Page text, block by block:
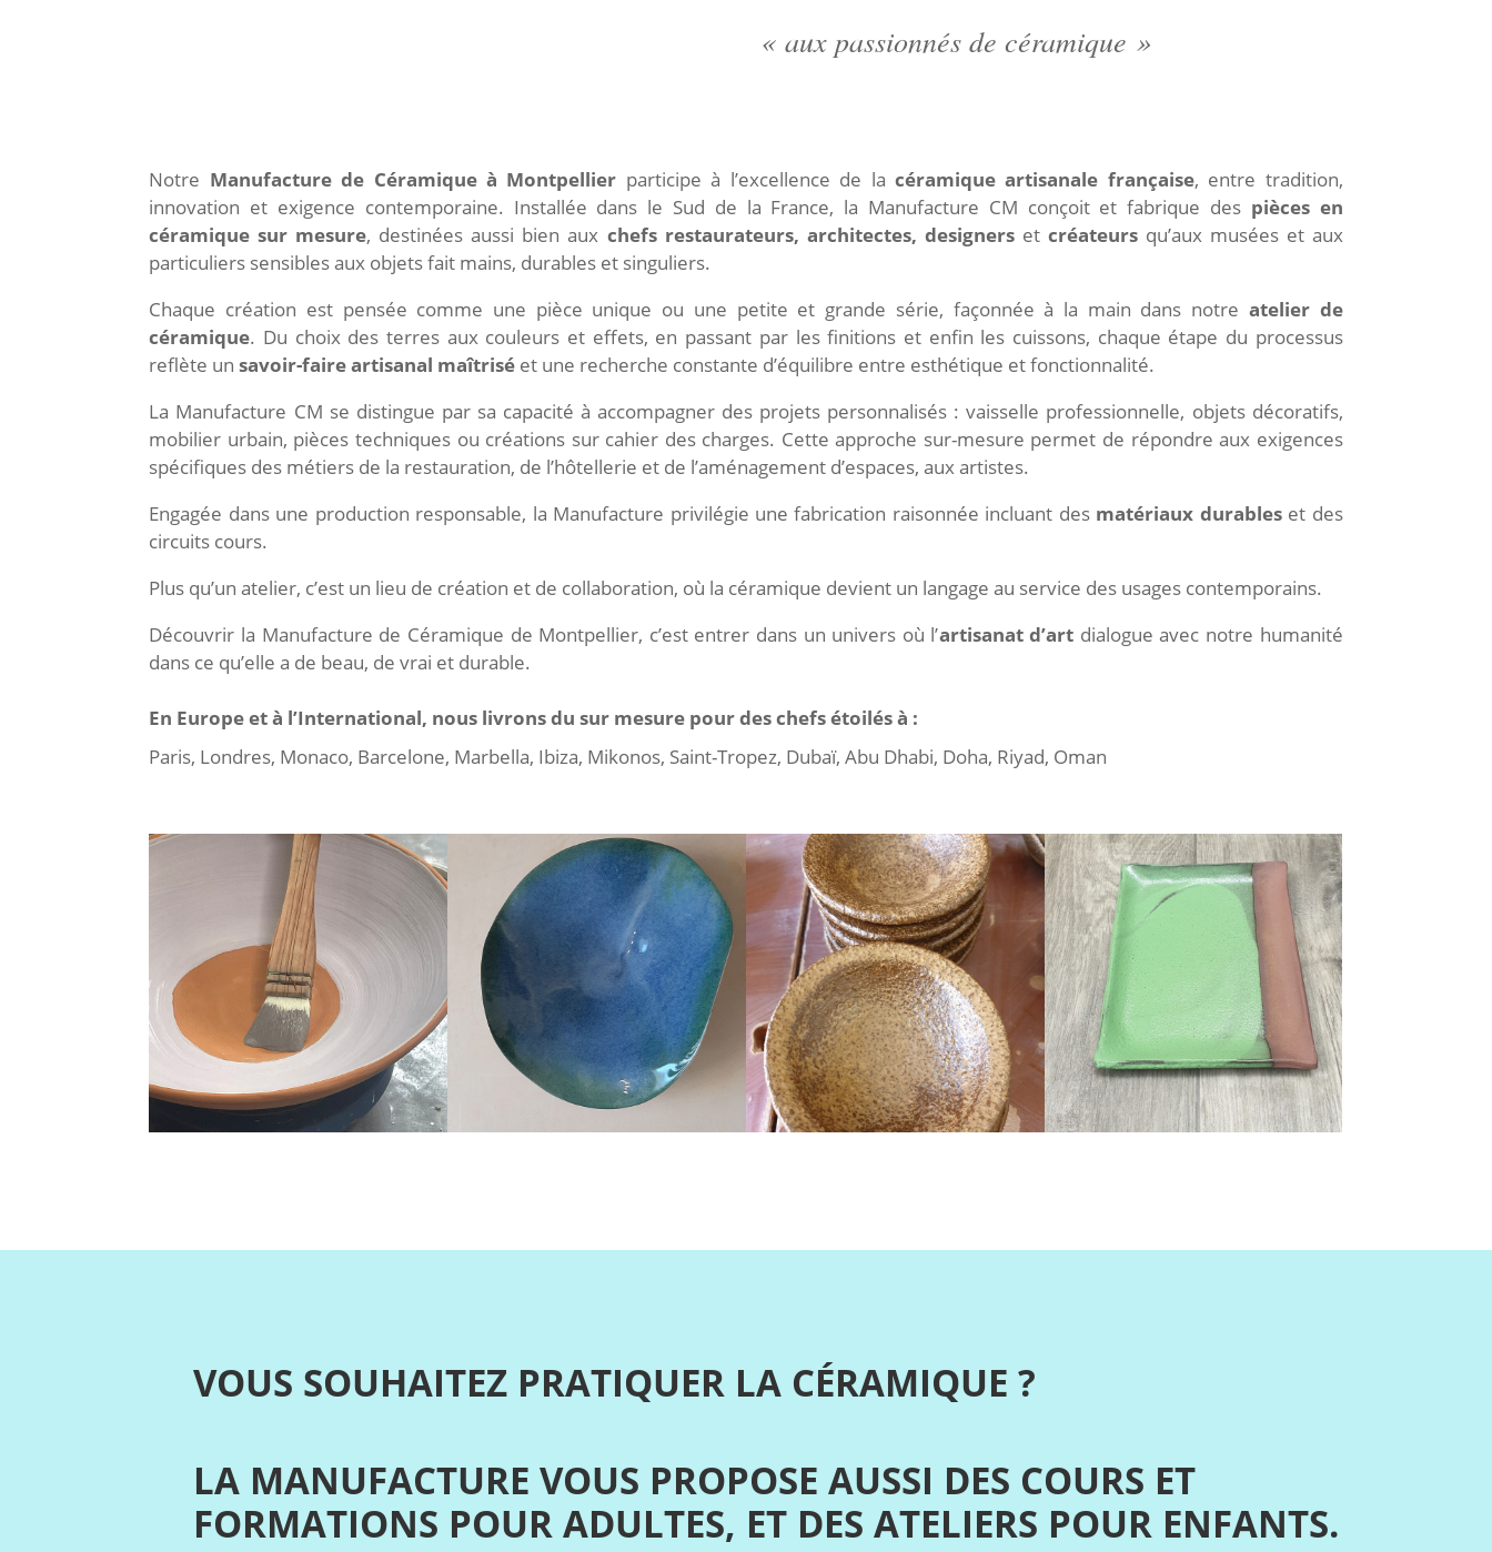
« aux passionnés de céramique »
Notre Manufacture de Céramique à Montpellier participe à l’excellence de la céramique artisanale française, entre tradition,
innovation et exigence contemporaine. Installée dans le Sud de la France, la Manufacture CM conçoit et fabrique des pièces en
céramique sur mesure, destinées aussi bien aux chefs restaurateurs, architectes, designerset créateursqu’aux musées et aux
particuliers sensibles aux objets fait mains, durables et singuliers.
Chaque création est pensée comme une pièce unique ou une petite et grande série, façonnée à la main dans notre atelier de
céramique. Du choix des terres aux couleurs et effets, en passant par les finitions et enfin les cuissons, chaque étape du processus
reflète unsavoir-faire artisanal maîtrisé et une recherche constante d’équilibre entre esthétique et fonctionnalité.
La Manufacture CM se distingue par sa capacité à accompagner des projets personnalisés : vaisselle professionnelle, objets décoratifs,
mobilier urbain, pièces techniques ou créations sur cahier des charges. Cette approche sur-mesure permet de répondre aux exigences
spécifiques des métiers de la restauration, de l’hôtellerie et de l’aménagement d’espaces, aux artistes.
Engagée dans une production responsable, la Manufacture privilégie une fabrication raisonnée incluant des matériaux durableset des
circuits cours.
Plus qu’un atelier, c’est un lieu de création et de collaboration, où la céramique devient un langage au service des usages contemporains.
Découvrir la Manufacture de Céramique de Montpellier, c’est entrer dans un univers où l’artisanat d’art dialogue avec notre humanité
dans ce qu’elle a de beau, de vrai et durable.
En Europe et à l’International, nous livrons du sur mesure pour des chefs étoilés à :
Paris, Londres, Monaco, Barcelone, Marbella, Ibiza, Mikonos, Saint-Tropez, Dubaï, Abu Dhabi, Doha, Riyad, Oman
VOUS SOUHAITEZ PRATIQUER LA CÉRAMIQUE ?
LA MANUFACTURE VOUS PROPOSE AUSSI DES COURS ET
FORMATIONS POUR ADULTES, ET DES ATELIERS POUR ENFANTS.